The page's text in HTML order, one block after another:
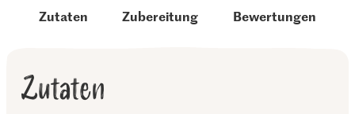
Zutaten Zubereitung Bewertungen
Zutaten